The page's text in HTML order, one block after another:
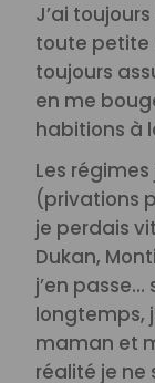
J’ai
toute petite
toujours
en me
habitions à
Les
(privations
je perdais
Dukan,
j’en
longtemps,
maman et
réalité je ne